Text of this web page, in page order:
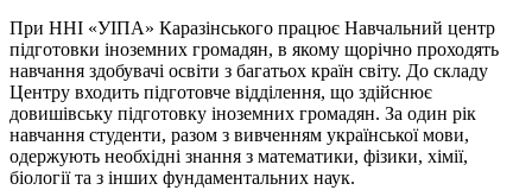
При ННІ «УІПА» Каразінського працює Навчальний центр
підготовки іноземних громадян, в якому щорічно проходять
навчання здобувачі освіти з багатьох країн світу. До складу
Центру входить підготовче відділення, що здійснює
довишівську підготовку іноземних громадян. За один рік
навчання студенти, разом з вивченням української мови,
одержують необхідні знання з математики, фізики, хімії,
біології та з інших фундаментальних наук.